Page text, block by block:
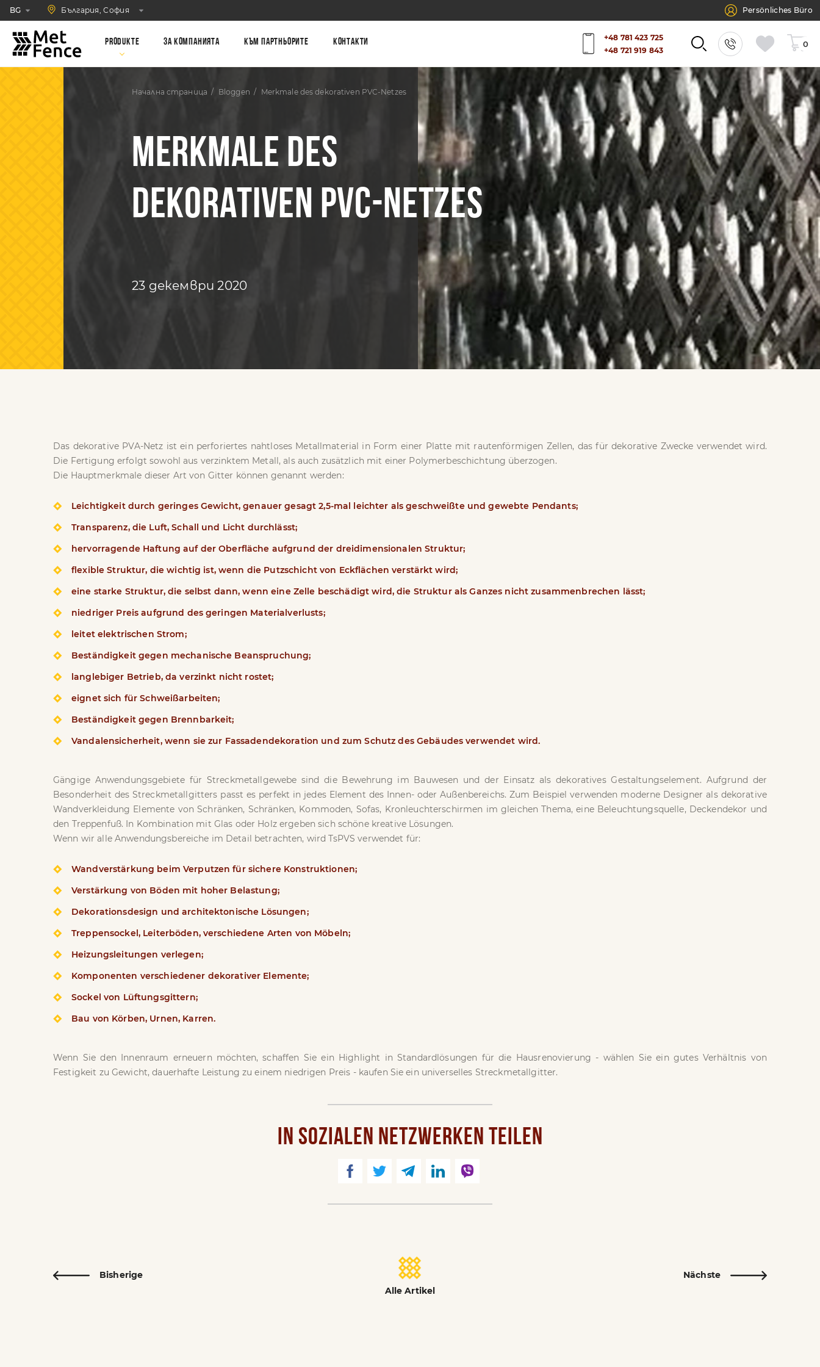
BG България, София Persönliches Büro
Produkte За компанията Към партньорите Контакти
+48 781 423 725
+48 721 919 843
0
Начална страница Bloggen Merkmale des dekorativen PVC-Netzes
MERKMALE DES
DEKORATIVEN PVC-NETZES
23 декември 2020
Das dekorative PVA-Netz ist ein perforiertes nahtloses Metallmaterial in Form einer Platte mit rautenförmigen Zellen, das für dekorative Zwecke verwendet wird.
Die Fertigung erfolgt sowohl aus verzinktem Metall, als auch zusätzlich mit einer Polymerbeschichtung überzogen.
Die Hauptmerkmale dieser Art von Gitter können genannt werden:
Leichtigkeit durch geringes Gewicht, genauer gesagt 2,5-mal leichter als geschweißte und gewebte Pendants;
Transparenz, die Luft, Schall und Licht durchlässt;
hervorragende Haftung auf der Oberfläche aufgrund der dreidimensionalen Struktur;
flexible Struktur, die wichtig ist, wenn die Putzschicht von Eckflächen verstärkt wird;
eine starke Struktur, die selbst dann, wenn eine Zelle beschädigt wird, die Struktur als Ganzes nicht zusammenbrechen lässt;
niedriger Preis aufgrund des geringen Materialverlusts;
leitet elektrischen Strom;
Beständigkeit gegen mechanische Beanspruchung;
langlebiger Betrieb, da verzinkt nicht rostet;
eignet sich für Schweißarbeiten;
Beständigkeit gegen Brennbarkeit;
Vandalensicherheit, wenn sie zur Fassadendekoration und zum Schutz des Gebäudes verwendet wird.
Gängige Anwendungsgebiete für Streckmetallgewebe sind die Bewehrung im Bauwesen und der Einsatz als dekoratives Gestaltungselement. Aufgrund der
Besonderheit des Streckmetallgitters passt es perfekt in jedes Element des Innen- oder Außenbereichs. Zum Beispiel verwenden moderne Designer als dekorative
Wandverkleidung Elemente von Schränken, Schränken, Kommoden, Sofas, Kronleuchterschirmen im gleichen Thema, eine Beleuchtungsquelle, Deckendekor und
den Treppenfuß. In Kombination mit Glas oder Holz ergeben sich schöne kreative Lösungen.
Wenn wir alle Anwendungsbereiche im Detail betrachten, wird TsPVS verwendet für:
Wandverstärkung beim Verputzen für sichere Konstruktionen;
Verstärkung von Böden mit hoher Belastung;
Dekorationsdesign und architektonische Lösungen;
Treppensockel, Leiterböden, verschiedene Arten von Möbeln;
Heizungsleitungen verlegen;
Komponenten verschiedener dekorativer Elemente;
Sockel von Lüftungsgittern;
Bau von Körben, Urnen, Karren.
Wenn Sie den Innenraum erneuern möchten, schaffen Sie ein Highlight in Standardlösungen für die Hausrenovierung - wählen Sie ein gutes Verhältnis von
Festigkeit zu Gewicht, dauerhafte Leistung zu einem niedrigen Preis - kaufen Sie ein universelles Streckmetallgitter.
IN SOZIALEN NETZWERKEN TEILEN
Bisherige
Alle Artikel
Nächste